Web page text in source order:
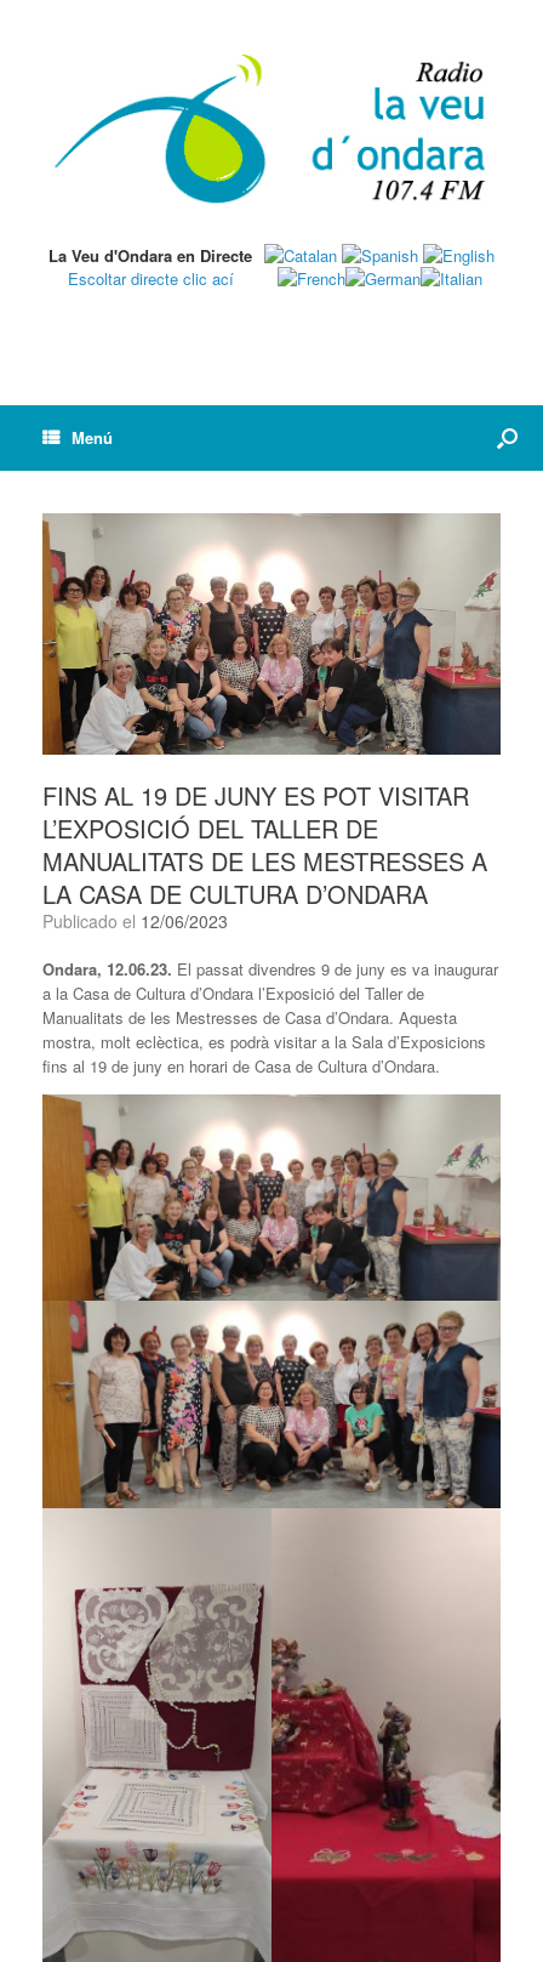
La Veu d'Ondara en Directe
Escoltar directe clic ací
Menú
FINS AL 19 DE JUNY ES POT VISITAR
L’EXPOSICIÓ DEL TALLER DE
MANUALITATS DE LES MESTRESSES A
LA CASA DE CULTURA D’ONDARA
Publicado el 12/06/2023
Ondara, 12.06.23. El passat divendres 9 de juny es va inaugurar
a la Casa de Cultura d’Ondara l’Exposició del Taller de
Manualitats de les Mestresses de Casa d’Ondara. Aquesta
mostra, molt eclèctica, es podrà visitar a la Sala d’Exposicions
fins al 19 de juny en horari de Casa de Cultura d’Ondara.